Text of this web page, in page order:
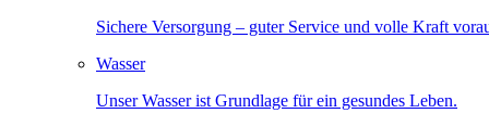
Sichere Versorgung – guter Service und volle Kraft
Wasser
Unser Wasser ist Grundlage für ein gesundes Leben.